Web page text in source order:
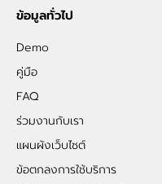
ข้อมูลทั่วไป
Demo
คู่มือ
FAQ
ร่วมงานกับเรา
แผนผังเว็บไซต์
ข้อตกลงการใช้บริการ